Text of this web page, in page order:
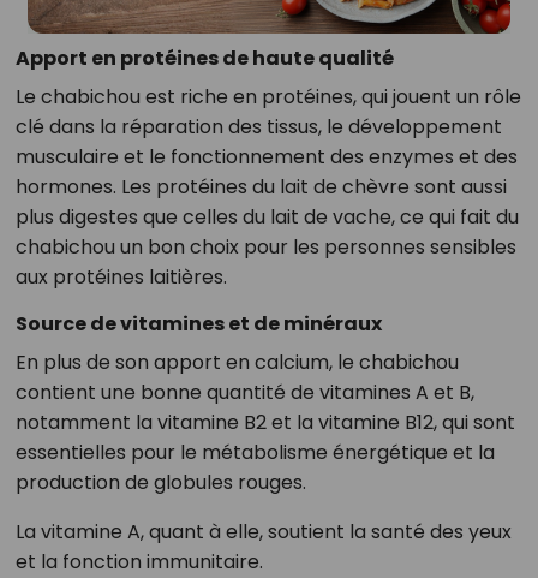
Apport en protéines de haute qualité
Le chabichou est riche en protéines, qui jouent un rôle
clé dans la réparation des tissus, le développement
musculaire et le fonctionnement des enzymes et des
hormones. Les protéines du lait de chèvre sont aussi
plus digestes que celles du lait de vache, ce qui fait du
chabichou un bon choix pour les personnes sensibles
aux protéines laitières.
Source de vitamines et de minéraux
En plus de son apport en calcium, le chabichou
contient une bonne quantité de vitamines A et B,
notamment la vitamine B2 et la vitamine B12, qui sont
essentielles pour le métabolisme énergétique et la
production de globules rouges.
La vitamine A, quant à elle, soutient la santé des yeux
et la fonction immunitaire.